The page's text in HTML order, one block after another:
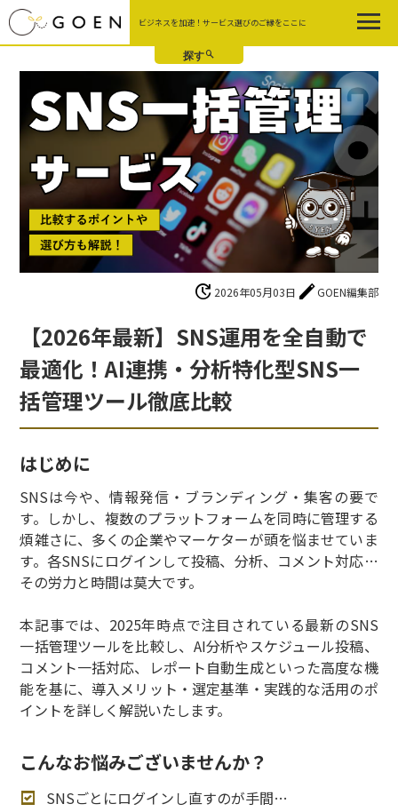
Skip
to
the
content
ビジネスを加速！サービス選びのご縁をここに
update 2026年05月03日 editGOEN編集部
【2026年最新】SNS運用を全自動で
最適化！AI連携・分析特化型SNS一
括管理ツール徹底比較
はじめに
SNSは今や、情報発信・ブランディング・集客の要で
す。しかし、複数のプラットフォームを同時に管理する
煩雑さに、多くの企業やマーケターが頭を悩ませていま
す。各SNSにログインして投稿、分析、コメント対応…
その労力と時間は莫大です。
本記事では、2025年時点で注目されている最新のSNS
一括管理ツールを比較し、AI分析やスケジュール投稿、
コメント一括対応、レポート自動生成といった高度な機
能を基に、導入メリット・選定基準・実践的な活用のポ
イントを詳しく解説いたします。
こんなお悩みございませんか？
SNSごとにログインし直すのが手間…